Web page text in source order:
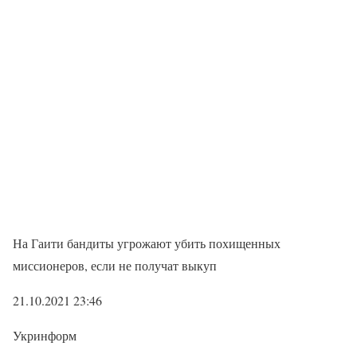
На Гаити бандиты угрожают убить похищенных
миссионеров, если не получат выкуп
21.10.2021 23:46
Укринформ